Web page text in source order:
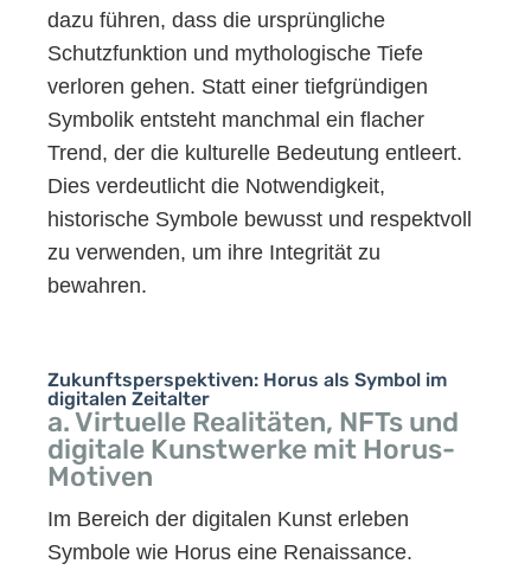
dazu führen, dass die ursprüngliche
Schutzfunktion und mythologische Tiefe
verloren gehen. Statt einer tiefgründigen
Symbolik entsteht manchmal ein flacher
Trend, der die kulturelle Bedeutung entleert.
Dies verdeutlicht die Notwendigkeit,
historische Symbole bewusst und respektvoll
zu verwenden, um ihre Integrität zu
bewahren.
Zukunftsperspektiven: Horus als Symbol im
digitalen Zeitalter
a. Virtuelle Realitäten, NFTs und
digitale Kunstwerke mit Horus-
Motiven
Im Bereich der digitalen Kunst erleben
Symbole wie Horus eine Renaissance.